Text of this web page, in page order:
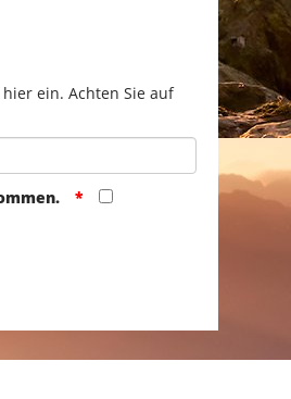
ein. Achten Sie auf